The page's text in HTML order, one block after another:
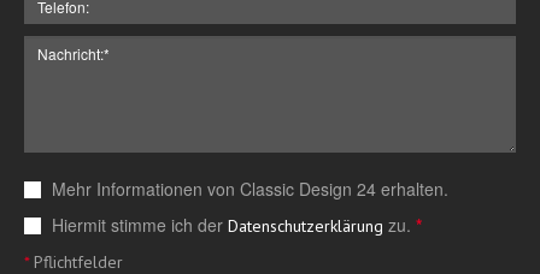
Mehr Informationen von Classic Design 24 erhalten.
Hiermit stimme ich der Datenschutzerklärung zu. *
*Pflichtfelder